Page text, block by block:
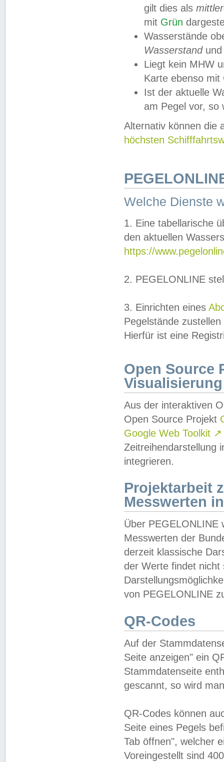
gilt dies als
mit Grün
Wasserstände
Wasserstandund
Liegt kein MHW
Karte ebenso mit
Ist der aktuelle
am Pegel vor,
Alternativ können die
höchsten
Welche Dienste
1. Eine tabellarische
den aktuellen
https://
2. PEGELONLINE
3. Einrichten eines
Pegelstände
Hierfür ist eine
Open Source
Visualisierung
Aus der interaktiven
Open Source Projekt
Google Web Toolkit ↗
Zeitreihendarstellung
integrieren.
Projektarbeit
Messwerten
Über PEGELONLINE
Messwerten der
derzeit klassische
der Werte findet
von PEGELONLINE
QR-Codes
Auf der
Seite anzeigen" ein
Stammdatenseite
gescannt, so wird
QR-Codes können
Seite eines Pegels
Tab öffnen", welcher
Voreingestellt sind